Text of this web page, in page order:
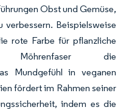
Obst und Gemüse,
verbessern. Beispielsweise
rote Farbe für pflanzliche
Möhrenfaser die
Mundgefühl in veganen
fördert im Rahmen seiner
indem es die